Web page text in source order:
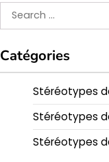
Search
for:
Catégories
Stéréotypes
Stéréotypes
Stéréotypes